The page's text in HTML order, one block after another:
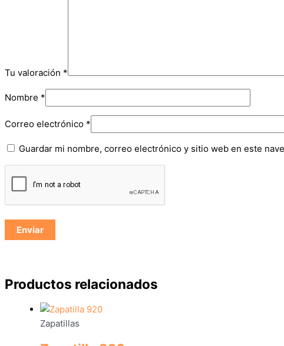
Tu valoración *
Nombre *
Correo electrónico *
Guardar mi nombre, correo electrónico y sitio web en este
Productos relacionados
Zapatillas